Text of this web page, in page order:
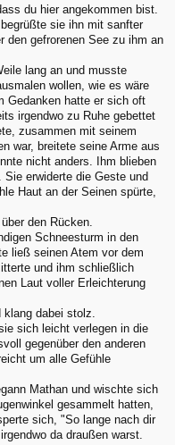
du hier angekommen bist.
sie ihn mit sanfter
den gefrorenen See zu ihm an
lang an und musste
wollen, wie es wäre
Gedanken hatte er sich oft
irgendwo zu Ruhe gebettet
zusammen mit seinem
war, breitete seine Arme aus
nicht anders. Ihm blieben
erwiderte die Geste und
Haut an der Seinen spürte,
den Rücken.
Schneesturm in den
ließ seinen Atem vor dem
und ihm schließlich
Laut voller Erleichterung
dabei stolz.
sich leicht verlegen in die
gegenüber den anderen
um alle Gefühle
Mathan und wischte sich
gesammelt hatten,
sich, "So lange nach dir
da draußen warst.